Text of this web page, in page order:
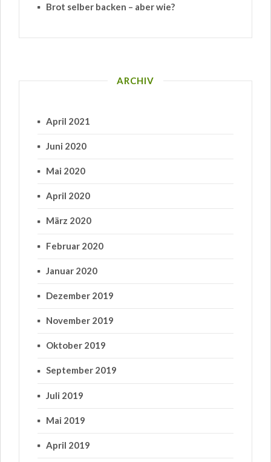
Brot selber backen – aber wie?
ARCHIV
April 2021
Juni 2020
Mai 2020
April 2020
März 2020
Februar 2020
Januar 2020
Dezember 2019
November 2019
Oktober 2019
September 2019
Juli 2019
Mai 2019
April 2019